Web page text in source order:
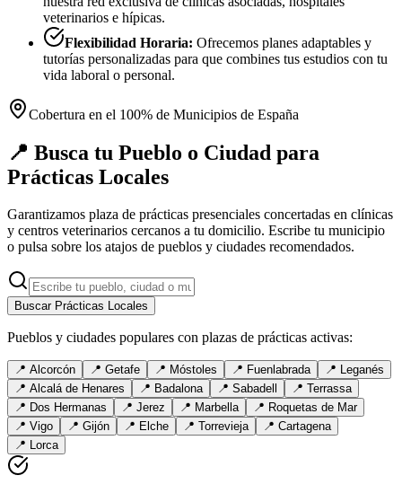
veterinarios e hípicas.
Flexibilidad Horaria: Ofrecemos planes adaptables y
tutorías personalizadas para que combines tus estudios con tu
vida laboral o personal.
Cobertura en el 100% de Municipios de España
📍 Busca tu Pueblo o Ciudad para
Prácticas Locales
Garantizamos plaza de prácticas presenciales concertadas en clínicas
y centros veterinarios cercanos a tu domicilio. Escribe tu municipio
o pulsa sobre los atajos de pueblos y ciudades recomendados.
Buscar Prácticas Locales
Pueblos y ciudades populares con plazas de prácticas activas:
📍 Alcorcón 📍 Getafe 📍 Móstoles 📍 Fuenlabrada 📍 Leganés
📍 Alcalá de Henares 📍 Badalona 📍 Sabadell 📍 Terrassa
📍 Dos Hermanas 📍 Jerez 📍 Marbella 📍 Roquetas de Mar
📍 Vigo 📍 Gijón 📍 Elche 📍 Torrevieja 📍 Cartagena
📍 Lorca